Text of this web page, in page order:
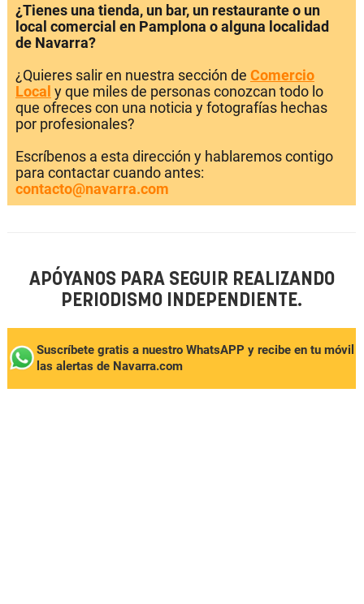
¿Tienes una tienda, un bar, un restaurante o un
local comercial en Pamplona o alguna localidad
de Navarra?
¿Quieres salir en nuestra sección de Comercio
Local y que miles de personas conozcan todo lo
que ofreces con una noticia y fotografías hechas
por profesionales?
Escríbenos a esta dirección y hablaremos contigo
para contactar cuando antes:
contacto@navarra.com
APÓYANOS PARA SEGUIR REALIZANDO
PERIODISMO INDEPENDIENTE.
Suscríbete gratis a nuestro WhatsAPP y recibe en tu móvil
las alertas de Navarra.com